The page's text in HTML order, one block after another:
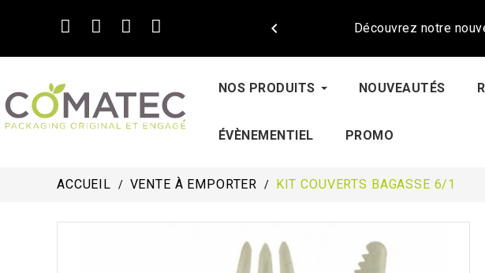
Découvrez notre

NOS PRODUITS NOUVEAUTÉS
ÉVÈNEMENTIEL PROMO
ACCUEIL VENTE À EMPORTER KIT COUVERTS BAGASSE 6/1